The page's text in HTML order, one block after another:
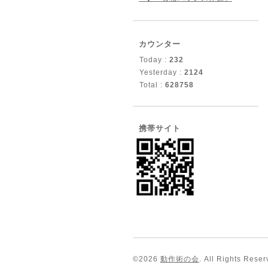
カウンター
Today : 232
Yesterday : 2124
Total : 628758
携帯サイト
©2026 動作術の会. All Rights